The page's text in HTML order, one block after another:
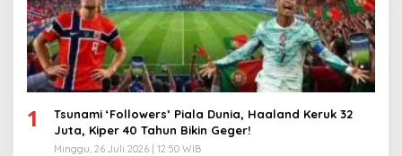
1
Tsunami ‘Followers’ Piala Dunia, Haaland Keruk 32
Juta, Kiper 40 Tahun Bikin Geger!
Minggu, 26 Juli 2026 | 12:50 WIB